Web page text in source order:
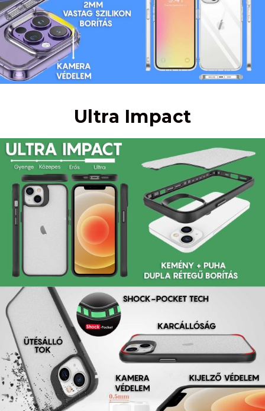
Ultra Impact